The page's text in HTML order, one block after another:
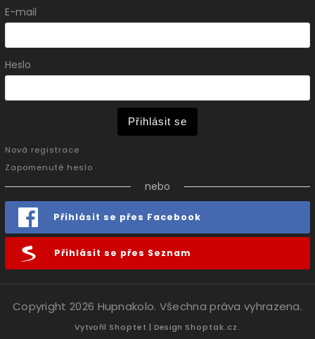
E-mail
Heslo
Přihlásit se
Nová registrace
Zapomenuté heslo
nebo
Přihlásit se přes Facebook
Přihlásit se přes Seznam
Copyright 2026 Hupnakolo. Všechna práva vyhrazena.
Vytvořil Shoptet | Design Shoptak.cz.